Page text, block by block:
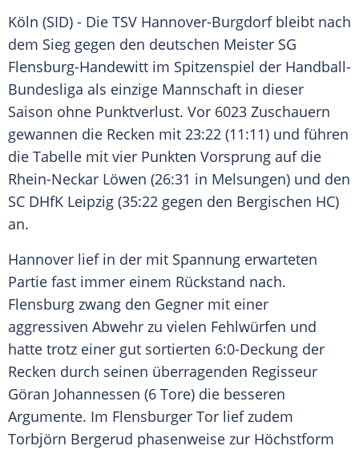
Köln (SID) - Die TSV Hannover-Burgdorfbleibt nach
dem Sieg gegen den deutschen Meister SG
Flensburg-Handewitt im Spitzenspiel der Handball-
Bundesliga als einzige Mannschaft in dieser
Saison ohne Punktverlust. Vor 6023 Zuschauern
gewannen die Recken mit 23:22 (11:11) und führen
die Tabelle mit vier Punkten Vorsprung auf die
Rhein-Neckar Löwen (26:31 in Melsungen) und den
SC DHfK Leipzig (35:22 gegen den Bergischen HC)
an.
Hannover lief in der mit Spannung erwarteten
Partie fast immer einem Rückstand nach.
Flensburg zwang den Gegner mit einer
aggressiven Abwehr zu vielen Fehlwürfen und
hatte trotz einer gut sortierten 6:0-Deckung der
Recken durch seinen überragenden Regisseur
Göran Johannessen (6 Tore) die besseren
Argumente. Im Flensburger Tor lief zudem
Torbjörn Bergerud phasenweise zur Höchstform